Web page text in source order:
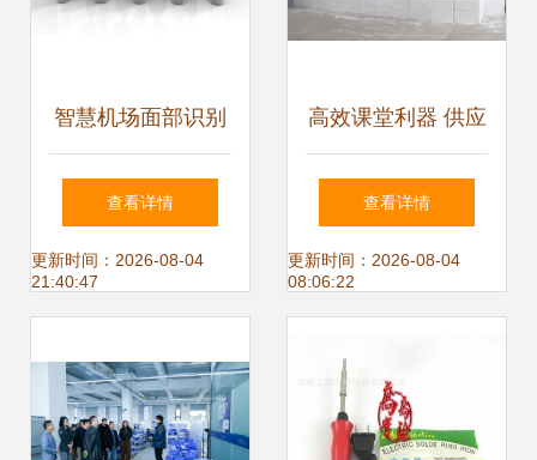
智慧机场面部识别
系统
查看详情
更新时间：2026-08-04
21:40:47
高效课堂利器 供应
射频翻页激光笔教
鞭GF400全面解析
查看详情
更新时间：2026-08-04
08:06:22